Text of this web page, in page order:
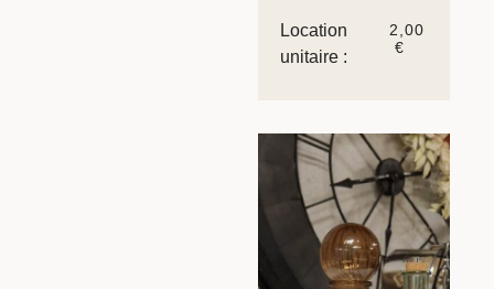
Location
unitaire :
2,00
€